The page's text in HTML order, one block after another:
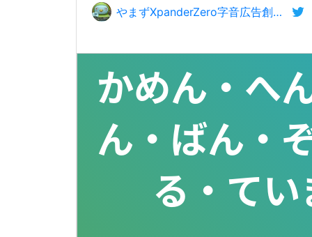
やまずXpanderZero字音広告創設EarthFunctionSpaceForceあなはいむ🐧
かめん・へ
ん・ばん・
る・て